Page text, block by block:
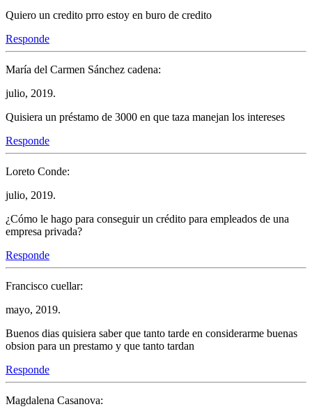
Quiero un credito prro estoy en buro de credito
Responde
María del Carmen Sánchez cadena:
julio, 2019.
Quisiera un préstamo de 3000 en que taza manejan los intereses
Responde
Loreto Conde:
julio, 2019.
¿Cómo le hago para conseguir un crédito para empleados de una
empresa privada?
Responde
Francisco cuellar:
mayo, 2019.
Buenos dias quisiera saber que tanto tarde en considerarme buenas
obsion para un prestamo y que tanto tardan
Responde
Magdalena Casanova: